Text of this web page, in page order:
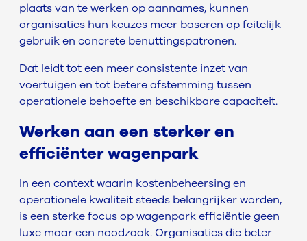
plaats van te werken op aannames, kunnen
organisaties hun keuzes meer baseren op feitelijk
gebruik en concrete benuttingspatronen.
Dat leidt tot een meer consistente inzet van
voertuigen en tot betere afstemming tussen
operationele behoefte en beschikbare capaciteit.
Werken aan een sterker en
efficiënter wagenpark
In een context waarin kostenbeheersing en
operationele kwaliteit steeds belangrijker worden,
is een sterke focus op wagenpark efficiëntie geen
luxe maar een noodzaak. Organisaties die beter